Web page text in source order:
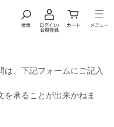
、下記フォームにご記入
を承ることが出来かねま